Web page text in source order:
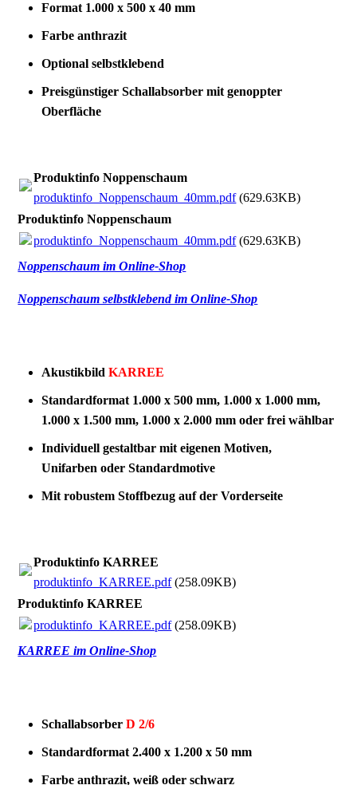
Format 1.000 x 500 x 40 mm
Farbe anthrazit
Optional selbstklebend
Preisgünstiger Schallabsorber mit genoppter
Oberfläche
Produktinfo Noppenschaum
produktinfo_Noppenschaum_40mm.pdf(629.63KB)
Produktinfo Noppenschaum
produktinfo_Noppenschaum_40mm.pdf(629.63KB)
Noppenschaum im Online-Shop
Noppenschaum selbstklebend im Online-Shop
AkustikbildKARREE
Standardformat 1.000 x 500 mm, 1.000 x 1.000 mm,
1.000 x 1.500 mm, 1.000 x 2.000 mm oder frei wählbar
Individuell gestaltbar mit eigenen Motiven,
Unifarben oder Standardmotive
Mit robustem Stoffbezug auf der Vorderseite
Produktinfo KARREE
produktinfo_KARREE.pdf(258.09KB)
Produktinfo KARREE
produktinfo_KARREE.pdf(258.09KB)
KARREE im Online-Shop
SchallabsorberD 2/6
Standardformat 2.400 x 1.200 x 50 mm
Farbe anthrazit, weiß oder schwarz